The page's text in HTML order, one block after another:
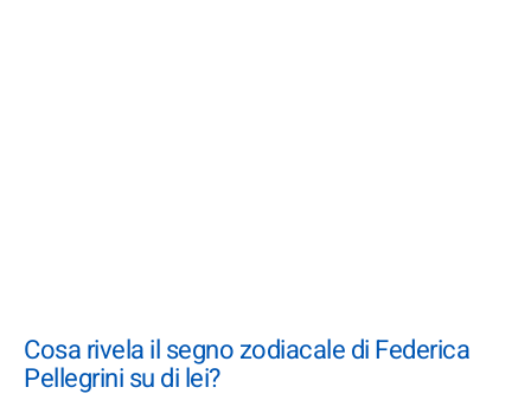
Cosa rivela il segno zodiacale di Federica
Pellegrini su di lei?